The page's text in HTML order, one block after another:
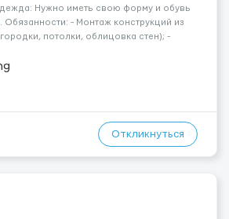
Нужно иметь свою форму и обувь
- Монтаж конструкций из
потолки, облицовка стен); -
грунтовка, покраска); -
Откликнуться